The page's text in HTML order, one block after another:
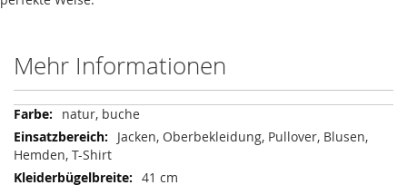
Mehr Informationen
Mehr
Informationen
natur, buche
Jacken, Oberbekleidung, Pullover, Blusen,
Hemden, T-Shirt
41 cm